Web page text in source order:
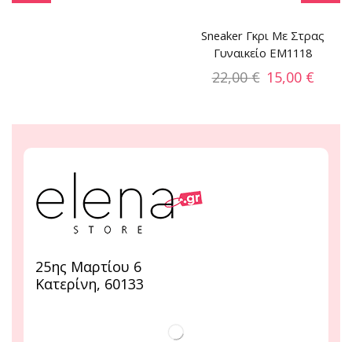
Sneaker Γκρι Με Στρας
Γυναικείο EM1118
22,00€ 15,00 €
25ης Μαρτίου 6
Κατερίνη, 60133